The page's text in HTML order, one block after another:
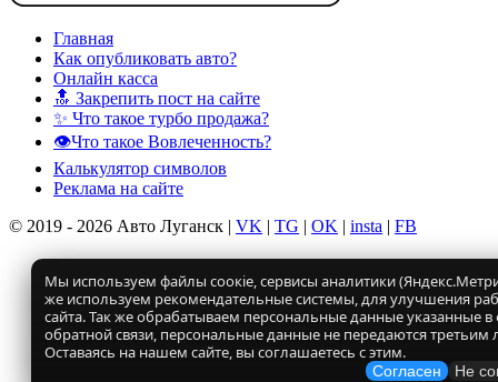
Главная
Как опубликовать авто?
Онлайн касса
🔝 Закрепить пост на сайте
✨ Что такое турбо продажа?
👁️Что такое Вовлеченность?
Калькулятор символов
Реклама на сайте
© 2019 - 2026 Авто Луганск | VK | TG | OK | insta | FB
Мы используем файлы соокіе, сервисы аналитики
же используем рекомендательные системы, для улучшения
сайта. Так же обрабатываем персональные данные указанные
обратной связи, персональные данные не передаются третьим
Оставаясь на нашем сайте, вы соглашаетесь с этим.
Согласен Не